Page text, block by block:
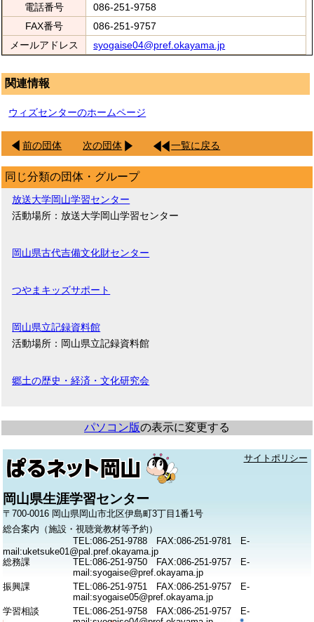
電話番号
086-251-9758
FAX番号
086-251-9757
メールアドレス
syogaise04@pref.okayama.jp
関連情報
ウィズセンターのホームページ
前の団体 次の団体 一覧に戻る
同じ分類の団体・グループ
放送大学岡山学習センター
活動場所：放送大学岡山学習センター
岡山県古代吉備文化財センター
つやまキッズサポート
岡山県立記録資料館
活動場所：岡山県立記録資料館
郷土の歴史・経済・文化研究会
パソコン版の表示に変更する
サイトポリシー
岡山県生涯学習センター
〒700-0016 岡山県岡山市北区伊島町3丁目1番1号
総合案内（施設・視聴覚教材等予約）
TEL:086-251-9788 FAX:086-251-9781 E-
mail:uketsuke01@pal.pref.okayama.jp
総務課
TEL:086-251-9750 FAX:086-251-9757 E-
mail:syogaise@pref.okayama.jp
振興課
TEL:086-251-9751 FAX:086-251-9757 E-
mail:syogaise05@pref.okayama.jp
学習相談
TEL:086-251-9758 FAX:086-251-9757 E-